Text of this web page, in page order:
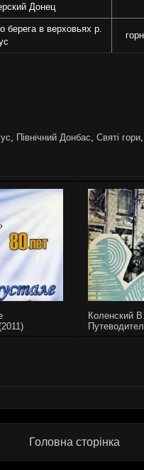
Донец
берега в верховьях р.
, Північний Донбас, Святі гори,
Коленский
Головна сторінка